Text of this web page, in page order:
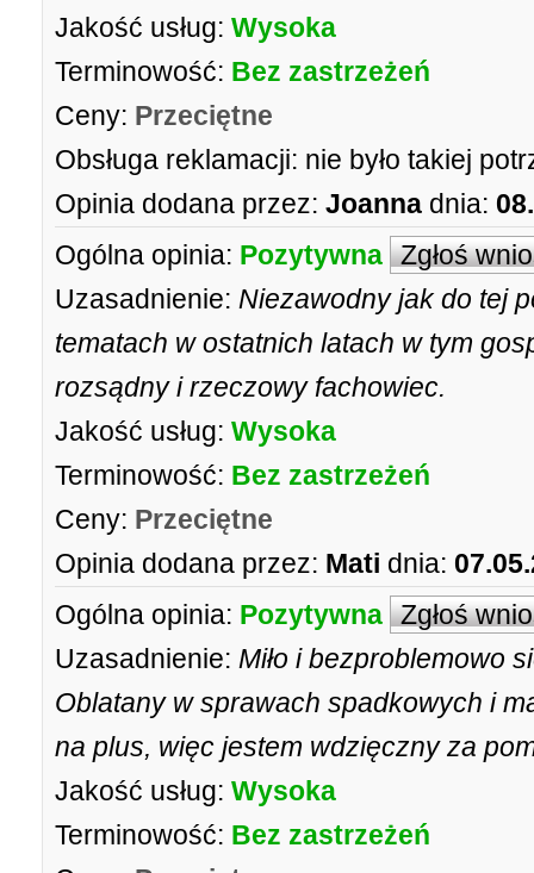
Jakość usług: Wysoka
Terminowość: Bez zastrzeżeń
Ceny: Przeciętne
Obsługa reklamacji: nie było takiej
Opinia dodana przez: Joanna dnia:
Ogólna opinia: Pozytywna Zgłoś
Uzasadnienie: Niezawodny jak do tej
tematach w ostatnich latach w tym
rozsądny i rzeczowy fachowiec.
Jakość usług: Wysoka
Terminowość: Bez zastrzeżeń
Ceny: Przeciętne
Opinia dodana przez: Mati dnia:
Ogólna opinia: Pozytywna Zgłoś
Uzasadnienie: Miło i bezproblemowo
Oblatany w sprawach spadkowych i
na plus, więc jestem wdzięczny za
Jakość usług: Wysoka
Terminowość: Bez zastrzeżeń